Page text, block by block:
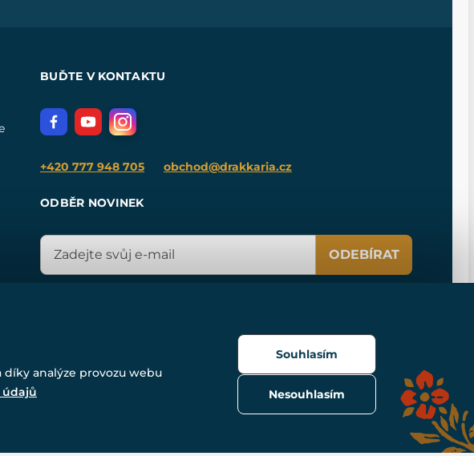
BUĎTE V KONTAKTU
+420 777 948 705 obchod@drakkaria.cz
ODBĚR NOVINEK
ODEBÍRAT
analýze provozu webu
údajů Nesouhlasím
Souhlasím